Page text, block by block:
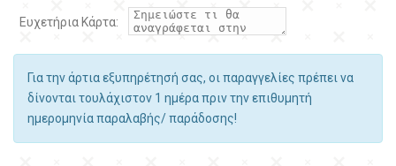
Ευχετήρια Κάρτα:
Για την άρτια εξυπηρέτησή σας, οι παραγγελίες πρέπει να
δίνονται τουλάχιστον 1 ημέρα πριν την επιθυμητή
ημερομηνία παραλαβής/ παράδοσης!